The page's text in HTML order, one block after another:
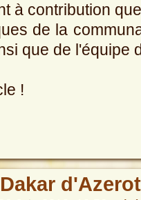
à contribution
de la
que de l'équipe
!